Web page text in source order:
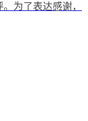
为了表达感谢，